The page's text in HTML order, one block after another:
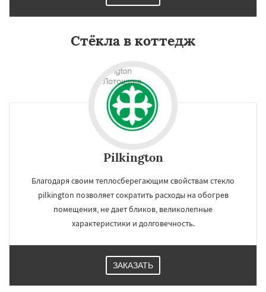
Малаховка
Монино Нахабино Некрасовское
Октябрьский Правдинский
Родники Свердловск
Уваровка Удельная Фосфоритный
Черкизово Черусти
Стёкла в коттедж
Pilkington
Благодаря своим теплосберегающим свойствам стекло
pilkington позволяет сократить расходы на обогрев
помещения, не дает бликов, великолепные
характеристики и долговечность.
ЗАКАЗАТЬ
Даю согласие на обработку персональных данных